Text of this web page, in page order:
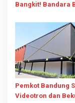
Bangkit! Bandara
Mulai 14 Agustus
Pemkot Bandung
Videotron dan